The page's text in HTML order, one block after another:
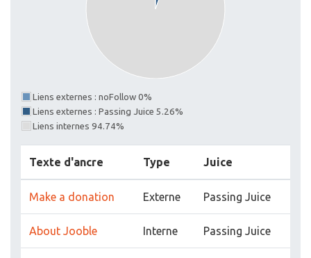
Liens externes : noFollow 0%
Liens externes : Passing Juice 5.26%
Liens internes 94.74%
Texte d'ancre Type Juice
Make a donation Externe Passing Juice
About Jooble Interne Passing Juice